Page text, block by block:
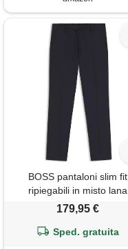
BOSS pantaloni slim fit
ripiegabili in misto lana
lavabile, blu scuro
179,95 €
Sped. gratuita